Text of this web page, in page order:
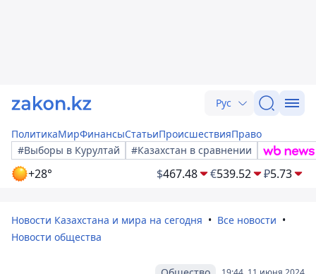
Рус
ПолитикаМирФинансыСтатьиПроисшествияПраво
#Выборы в Курултай
#Казахстан в сравнении
+28° $467.48 €539.52 ₽5.73
Новости Казахстана и мира на сегодня
Все новости
Новости общества